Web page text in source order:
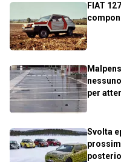
FIAT
per
Svolta